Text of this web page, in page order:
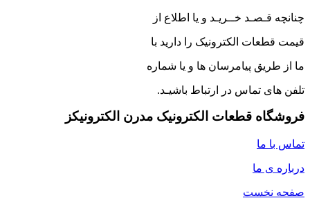
چنانچه قـصـد خــریـد و یا اطلاع از
قیمت قطعات الکترونیک را دارید با
ما از طریق پیامرسان ها و یا شماره
تلفن های تماس در ارتباط باشیـد.
فروشگاه قطعات الکترونیک مدرن الکترونیکز
تماس با ما
درباره ی ما
صفحه نخست